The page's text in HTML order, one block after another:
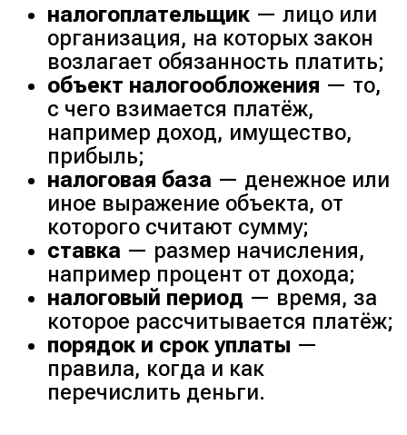
налогоплательщик — лицо или
организация, на которых закон
возлагает обязанность платить;
объект налогообложения — то,
с чего взимается платёж,
например доход, имущество,
прибыль;
налоговая база — денежное или
иное выражение объекта, от
которого считают сумму;
ставка — размер начисления,
например процент от дохода;
налоговый период — время, за
которое рассчитывается платёж;
порядок и срок уплаты —
правила, когда и как
перечислить деньги.